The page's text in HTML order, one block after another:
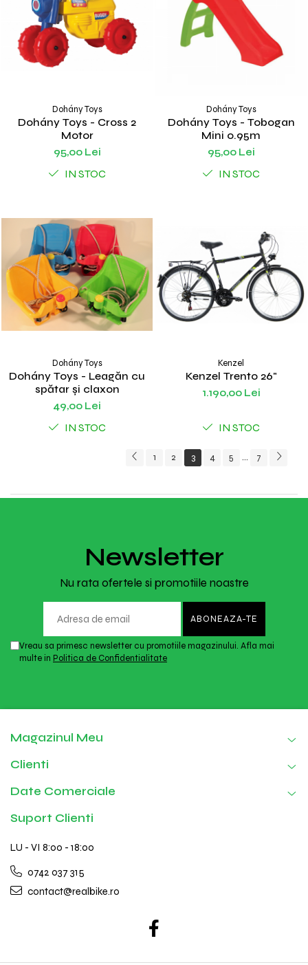
Dohány Toys
Dohány Toys - Cross 2
Motor
95,00 Lei
IN STOC
Dohány Toys
Dohány Toys - Tobogan
Mini 0.95m
95,00 Lei
IN STOC
Dohány Toys
Dohány Toys - Leagăn cu
spătar și claxon
49,00 Lei
IN STOC
Kenzel
Kenzel Trento 26"
1.190,00 Lei
IN STOC
1 2 3 4 5 ... 7
Newsletter
Nu rata ofertele si promotiile noastre
Vreau sa primesc newsletter cu promotiile magazinului. Afla mai
multe in Politica de Confidentialitate
Magazinul Meu
Clienti
Date Comerciale
Suport Clienti
LU - VI 8:00 - 18:00
0742 037 315
contact@realbike.ro